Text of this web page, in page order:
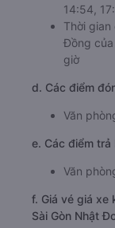
14:54,
Thời gian
Đồng của
giờ
d. Các điểm
Văn
e. Các điểm trả
Văn
f. Giá vé giá xe
Sài Gòn Nhật